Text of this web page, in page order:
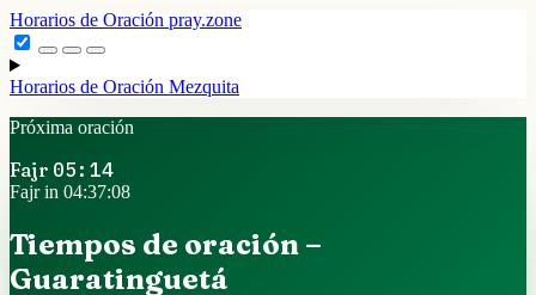
Horarios de Oración pray.zone
Horarios de Oración Mezquita
Próxima oración
Fajr 05:14
Fajr in 04:37:08
Tiempos de oración –
Guaratinguetá